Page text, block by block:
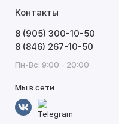
Контакты
8 (905) 300-10-50
8 (846) 267-10-50
Пн-Вс: 9:00 - 20:00
Мы в сети